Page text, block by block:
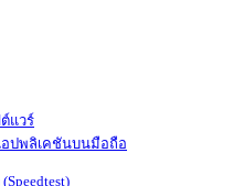
แวร์
ปพลิเคชันบนมือถือ